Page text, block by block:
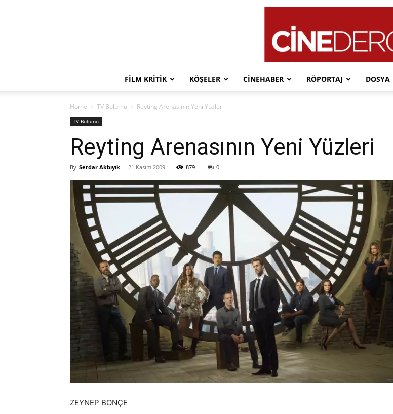
FILM KRITIK KÖŞELER CINEHABER RÖPORTAJ DOSYA
Home TV Bölümü Reyting Arenasının Yeni Yüzleri
TV Bölümü
Reyting Arenasının Yeni Yüzleri
By Serdar Akbıyık - 21 Kasım 2009 879 0
ZEYNEP BONÇE